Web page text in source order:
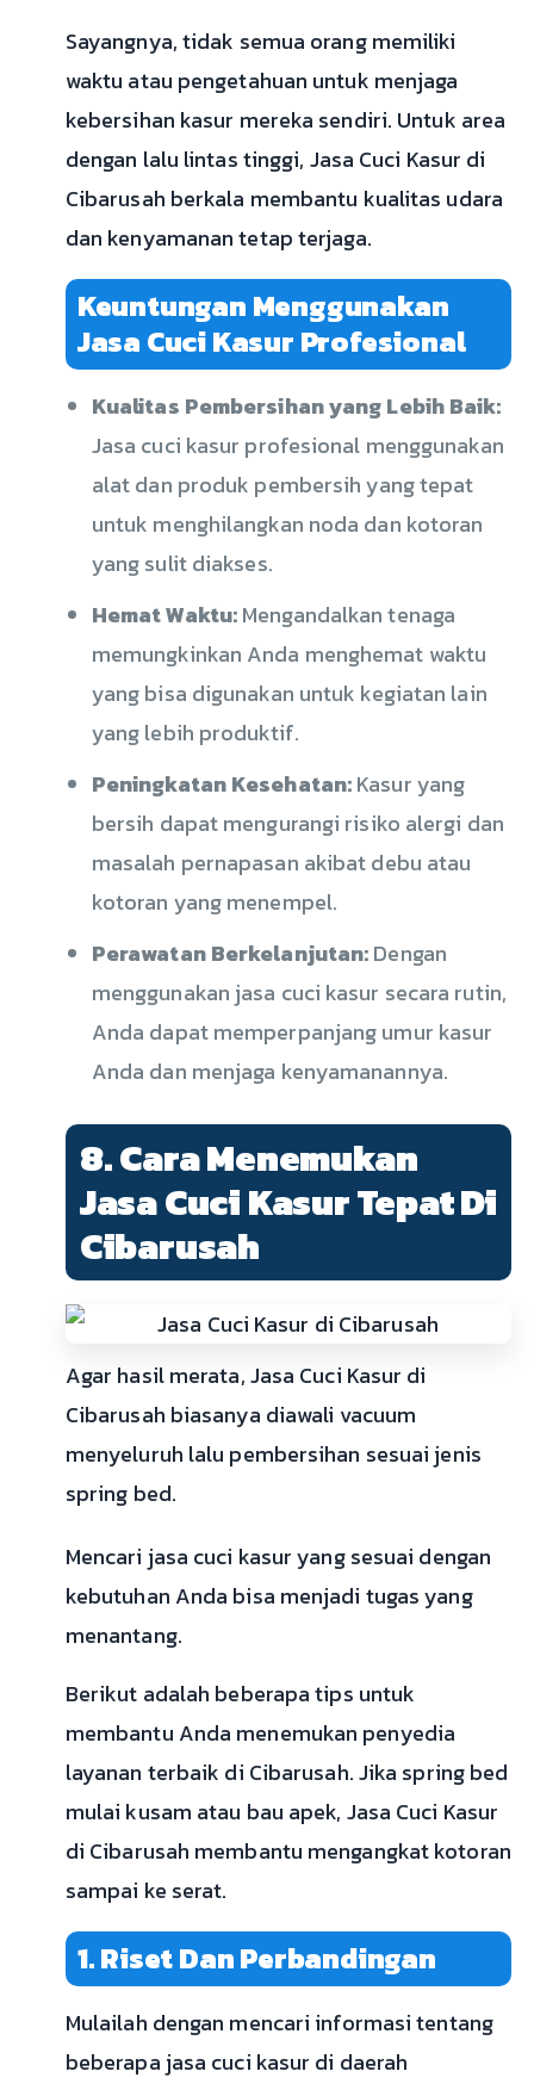
Sayangnya, tidak semua orang memiliki
waktu atau pengetahuan untuk menjaga
kebersihan kasur mereka sendiri. Untuk area
dengan lalu lintas tinggi, Jasa Cuci Kasur di
Cibarusah berkala membantu kualitas udara
dan kenyamanan tetap terjaga.
Keuntungan Menggunakan
Jasa Cuci Kasur Profesional
Kualitas Pembersihan yang Lebih Baik:
Jasa cuci kasur profesional menggunakan
alat dan produk pembersih yang tepat
untuk menghilangkan noda dan kotoran
yang sulit diakses.
Hemat Waktu:Mengandalkan tenaga
memungkinkan Anda menghemat waktu
yang bisa digunakan untuk kegiatan lain
yang lebih produktif.
Peningkatan Kesehatan:Kasur yang
bersih dapat mengurangi risiko alergi dan
masalah pernapasan akibat debu atau
kotoran yang menempel.
Perawatan Berkelanjutan:Dengan
menggunakan jasa cuci kasur secara rutin,
Anda dapat memperpanjang umur kasur
Anda dan menjaga kenyamanannya.
8. Cara Menemukan
Jasa Cuci Kasur Tepat Di
Cibarusah
Agar hasil merata, Jasa Cuci Kasur di
Cibarusah biasanya diawali vacuum
menyeluruh lalu pembersihan sesuai jenis
spring bed.
Mencari jasa cuci kasur yang sesuai dengan
kebutuhan Anda bisa menjadi tugas yang
menantang.
Berikut adalah beberapa tips untuk
membantu Anda menemukan penyedia
layanan terbaik di Cibarusah. Jika spring bed
mulai kusam atau bau apek, Jasa Cuci Kasur
di Cibarusah membantu mengangkat kotoran
sampai ke serat.
1. Riset Dan Perbandingan
Mulailah dengan mencari informasi tentang
beberapa jasa cuci kasur di daerah